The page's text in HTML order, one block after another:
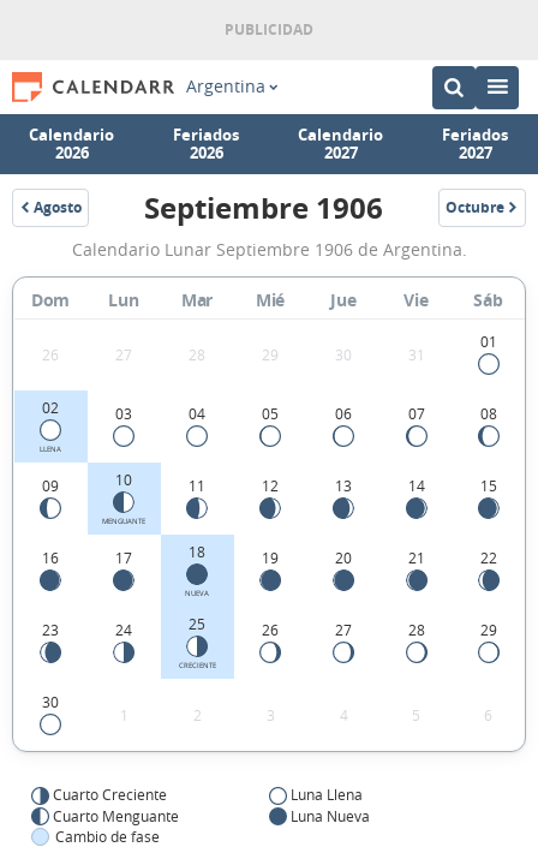
Argentina
Calendario
2026
Feriados
2026
Calendario
2027
Feriados
2027
Agosto
1906
Calendario
Lunar
Septiembre
Argentina.
Septiembre 1906 Octubre
1906
Calendario Lunar Septiembre 1906 de Argentina.
Dom Lun Mar Mié Jue Vie Sáb
26 27 28 29 30 31
01
02
LLENA
03 04 05 06 07 08
09 10
MENGUANTE
11 12 13 14 15
16 17 18
NUEVA
19 20 21 22
23 24 25
CRECIENTE
26 27 28 29
30
1 2 3 4 5 6
Cuarto Creciente
Luna Llena
Cuarto Menguante
Luna Nueva
Cambio de fase